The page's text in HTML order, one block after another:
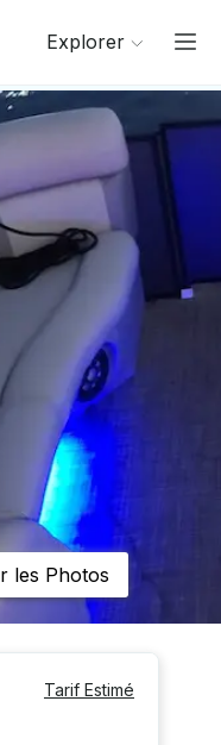
Explorer
les Photos
Tarif Estimé